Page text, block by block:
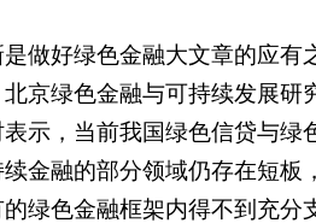
做好绿色金融大文章的应有
京绿色金融与可持续发展研
示，当前我国绿色信贷与绿
金融的部分领域仍存在短板
绿色金融框架内得不到充分